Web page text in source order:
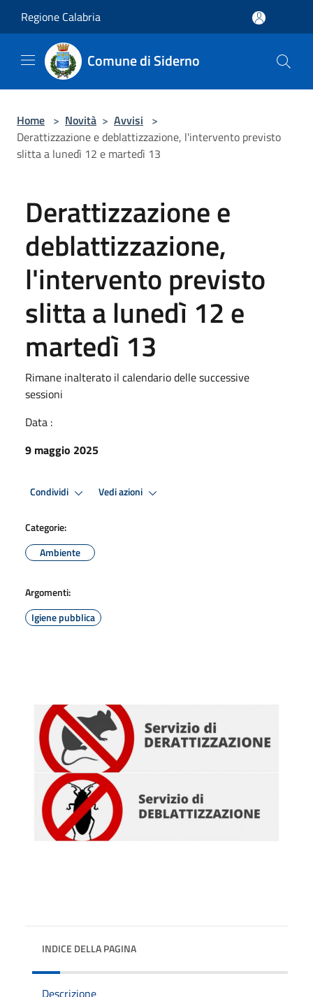
Regione Calabria
Comune di Siderno
Home > Novità > Avvisi >
Derattizzazione e deblattizzazione, l'intervento previsto
slitta a lunedì 12 e martedì 13
Derattizzazione e
deblattizzazione,
l'intervento previsto
slitta a lunedì 12 e
martedì 13
Rimane inalterato il calendario delle successive
sessioni
Data :
9 maggio 2025
Condividi Vedi azioni
Categorie:
Ambiente
Argomenti:
Igiene pubblica
INDICE DELLA PAGINA
Descrizione